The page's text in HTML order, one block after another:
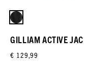
GILLIAM ACTIVE JAC
€ 129,99